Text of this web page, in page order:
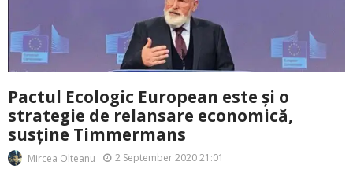
Pactul Ecologic European este și o
strategie de relansare economică,
susține Timmermans
Mircea Olteanu 2 September 2020 21:01